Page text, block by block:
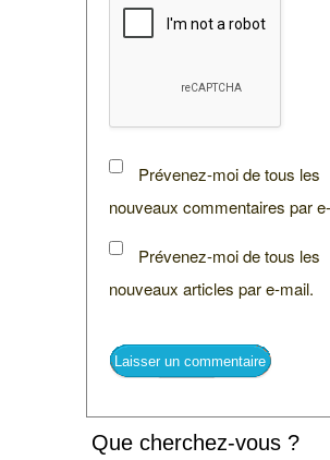
Prévenez-moi de tous les
nouveaux commentaires par
Prévenez-moi de tous les
nouveaux articles par e-mail.
Que cherchez-vous ?